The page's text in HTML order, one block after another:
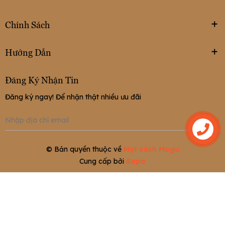
Chính Sách
Hướng Dẫn
Đăng Ký Nhận Tin
Đăng ký ngay! Để nhận thật nhiều ưu đãi
Đăng ký
© Bản quyền thuộc về Mọt sách Mogu
Cung cấp bởi Sapo
Liên hệ